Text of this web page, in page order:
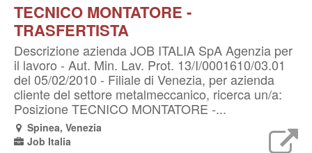
TECNICO MONTATORE -
TRASFERTISTA
Descrizione azienda JOB ITALIA SpA Agenzia per
il lavoro - Aut. Min. Lav. Prot. 13/I/0001610/03.01
del 05/02/2010 - Filiale di Venezia, per azienda
cliente del settore metalmeccanico, ricerca un/a:
Posizione TECNICO MONTATORE -...
Spinea, Venezia
Job Italia